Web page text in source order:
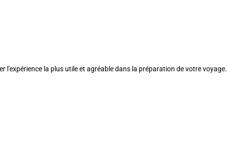
la plus utile et agréable dans la préparation de votre voyage.